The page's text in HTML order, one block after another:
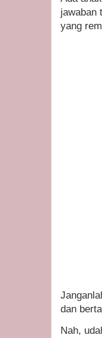
jawaban
yang
dan
Nah,